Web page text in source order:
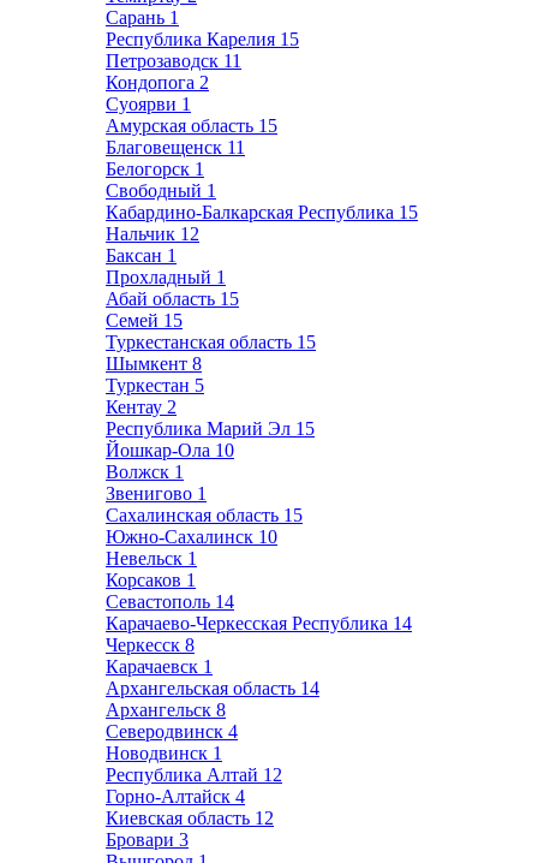
Сарань 1
Республика Карелия 15
Петрозаводск 11
Кондопога 2
Суоярви 1
Амурская область 15
Благовещенск 11
Белогорск 1
Свободный 1
Кабардино-Балкарская Республика 15
Нальчик 12
Баксан 1
Прохладный 1
Абай область 15
Семей 15
Туркестанская область 15
Шымкент 8
Туркестан 5
Кентау 2
Республика Марий Эл 15
Йошкар-Ола 10
Волжск 1
Звенигово 1
Сахалинская область 15
Южно-Сахалинск 10
Невельск 1
Корсаков 1
Севастополь 14
Карачаево-Черкесская Республика 14
Черкесск 8
Карачаевск 1
Архангельская область 14
Архангельск 8
Северодвинск 4
Новодвинск 1
Республика Алтай 12
Горно-Алтайск 4
Киевская область 12
Бровари 3